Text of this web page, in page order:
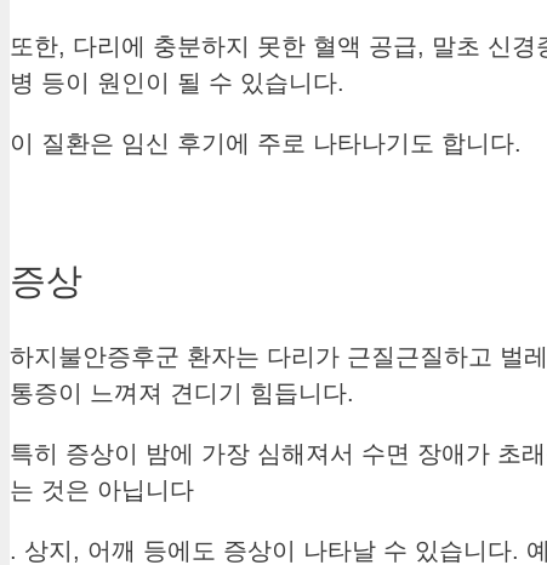
또한, 다리에 충분하지 못한 혈액 공급, 말초 신
병 등이 원인이 될 수 있습니다.
이 질환은 임신 후기에 주로 나타나기도 합니다.
증상
하지불안증후군 환자는 다리가 근질근질하고 벌
통증이 느껴져 견디기 힘듭니다.
특히 증상이 밤에 가장 심해져서 수면 장애가 초
는 것은 아닙니다
. 상지, 어깨 등에도 증상이 나타날 수 있습니다.